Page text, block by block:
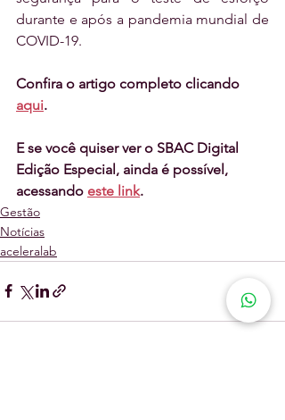
durante e após a pandemia mundial de
COVID-19.
Confira o artigo completo clicando
aqui.
E se você quiser ver o SBAC Digital
Edição Especial, ainda é possível,
acessando este link.
Gestão
Notícias
aceleralab